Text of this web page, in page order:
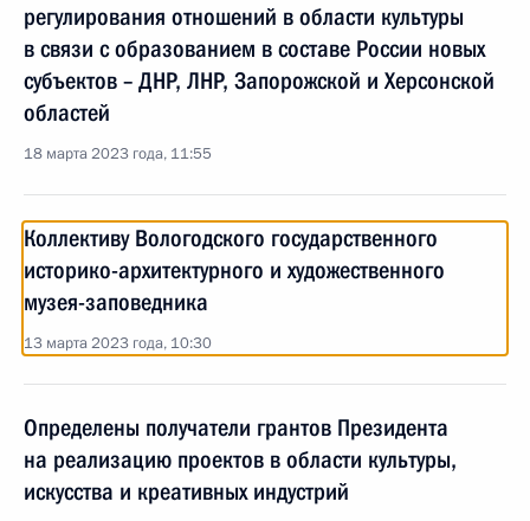
регулирования отношений в области культуры
в связи с образованием в составе России новых
субъектов – ДНР, ЛНР, Запорожской и Херсонской
областей
18 марта 2023 года, 11:55
Коллективу Вологодского государственного
историко-архитектурного и художественного
музея-заповедника
13 марта 2023 года, 10:30
Определены получатели грантов Президента
на реализацию проектов в области культуры,
искусства и креативных индустрий